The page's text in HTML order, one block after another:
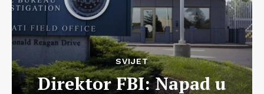
SVIJET
Direktor FBI: Napad u